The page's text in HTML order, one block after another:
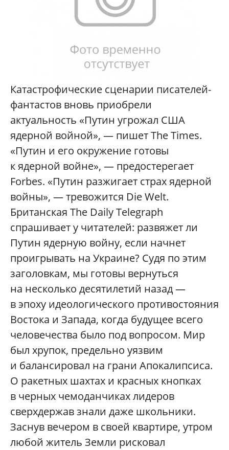
Катастрофические сценарии писателей-
фантастов вновь приобрели
актуальность «Путин угрожал США
ядерной войной», — пишет The Times.
«Путин и его окружение готовы
к ядерной войне», — предостерегает
Forbes. «Путин разжигает страх ядерной
войны», — тревожится Die Welt.
Британская The Daily Telegraph
спрашивает у читателей: развяжет ли
Путин ядерную войну, если начнет
проигрывать на Украине? Судя по этим
заголовкам, мы готовы вернуться
на несколько десятилетий назад —
в эпоху идеологического противостояния
Востока и Запада, когда будущее всего
человечества было под вопросом. Мир
был хрупок, предельно уязвим
и балансировал на грани Апокалипсиса.
О ракетных шахтах и красных кнопках
в черных чемоданчиках лидеров
сверхдержав знали даже школьники.
Заснув вечером в своей квартире, утром
любой житель Земли рисковал